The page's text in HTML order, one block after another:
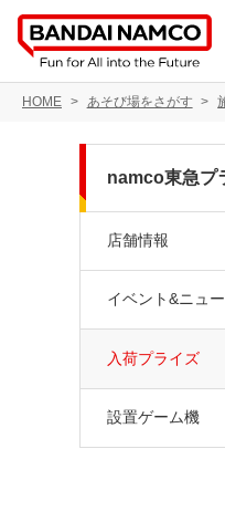
HOME あそび場をさがす
namco東急プ
店舗情報
イベント&ニュ
入荷プライズ
設置ゲーム機